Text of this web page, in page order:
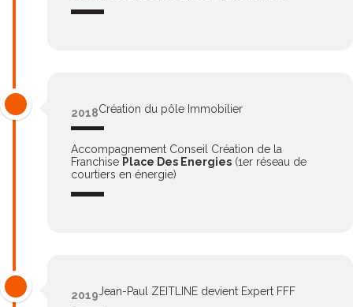
2018Création du pôle Immobilier
Accompagnement Conseil Création de la
Franchise Place Des Energies (1er réseau de
courtiers en énergie)
2019Jean-Paul ZEITLINE devient Expert FFF